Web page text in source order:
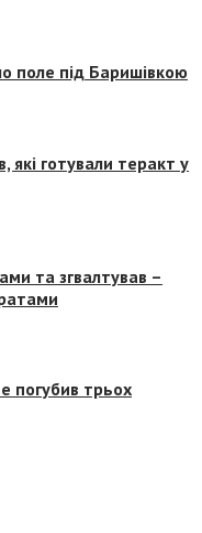
поле під Баришівкою
які готували теракт у
та згвалтував –
погубив трьох